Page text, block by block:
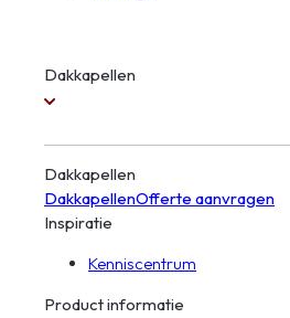
Dakkapellen
Dakkapellen
DakkapellenOfferte aanvragen
Inspiratie
Kenniscentrum
Product informatie